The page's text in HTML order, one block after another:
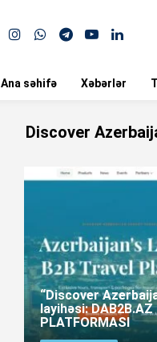
Ana səhifə Xəbərlər
Discover
“Discover
layihəsi: DAB2B.AZ
PLATFORMASI